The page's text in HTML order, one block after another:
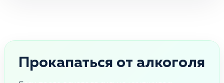
Прокапаться от алкоголя